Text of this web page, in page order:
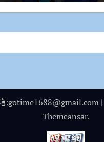
:gotime1688@gmail.com |
Themeansar.